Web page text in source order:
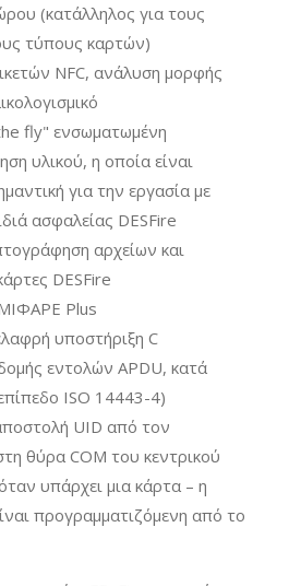
(κατάλληλος για τους
τύπους καρτών)
NFC, ανάλυση μορφής
fly" ενσωματωμένη
υλικού, η οποία είναι
για την εργασία με
ασφαλείας DESFire
αρχείων και
DESFire
Plus
υποστήριξη C
εντολών APDU, κατά
ISO 14443-4)
UID από τον
θύρα COM του κεντρικού
υπάρχει μια κάρτα – η
προγραμματιζόμενη από το